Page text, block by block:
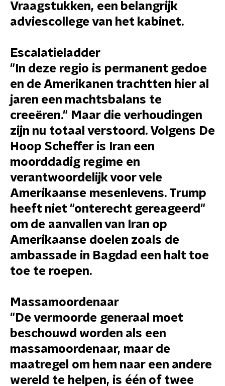
Vraagstukken, een belangrijk
adviescollege van het kabinet.
Escalatieladder
"In deze regio is permanent gedoe
en de Amerikanen trachtten hier al
jaren een machtsbalans te
creeëren." Maar die verhoudingen
zijn nu totaal verstoord. Volgens De
Hoop Scheffer is Iran een
moorddadig regime en
verantwoordelijk voor vele
Amerikaanse mesenlevens. Trump
heeft niet "onterecht gereageerd"
om de aanvallen van Iran op
Amerikaanse doelen zoals de
ambassade in Bagdad een halt toe
toe te roepen.
Massamoordenaar
"De vermoorde generaal moet
beschouwd worden als een
massamoordenaar, maar de
maatregel om hem naar een andere
wereld te helpen, is één of twee